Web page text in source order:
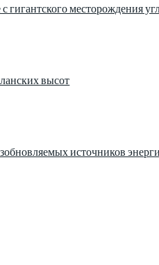
гигантского месторождения
высот
источников